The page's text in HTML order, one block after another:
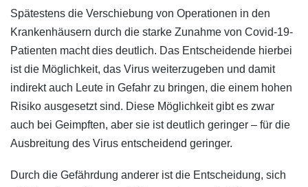
Spätestens die Verschiebung von Operationen in den
Krankenhäusern durch die starke Zunahme von Covid-19-
Patienten macht dies deutlich. Das Entscheidende hierbei
ist die Möglichkeit, das Virus weiterzugeben und damit
indirekt auch Leute in Gefahr zu bringen, die einem hohen
Risiko ausgesetzt sind. Diese Möglichkeit gibt es zwar
auch bei Geimpften, aber sie ist deutlich geringer – für die
Ausbreitung des Virus entscheidend geringer.
Durch die Gefährdung anderer ist die Entscheidung, sich